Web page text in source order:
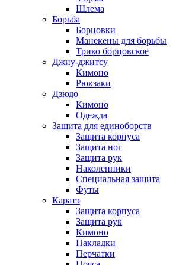
Шлема
Борьба
Борцовки
Манекены для борьбы
Трико борцовское
Джиу-джитсу
Кимоно
Рюкзаки
Дзюдо
Кимоно
Одежда
Защита для единоборств
Защита корпуса
Защита ног
Защита рук
Наколенники
Специальная защита
Футы
Каратэ
Защита корпуса
Защита рук
Кимоно
Накладки
Перчатки